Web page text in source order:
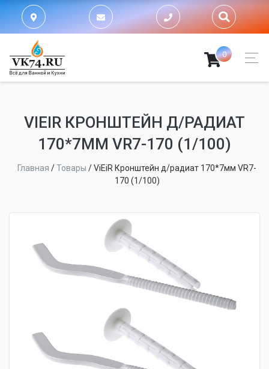
0
VIEIR КРОНШТЕЙН Д/РАДИАТ
170*7ММ VR7-170 (1/100)
Главная /Товары /ViEiR Кронштейн д/радиат 170*7мм VR7-
170 (1/100)